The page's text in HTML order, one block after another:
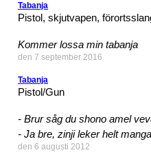
Tabanja
Pistol, skjutvapen,
Kommer lossa min tabanja
den 7 september 2016
Tabanja
Pistol/Gun
- Brur såg du shono amel
- Ja bre, zinji leker helt
den 6 augusti 2012